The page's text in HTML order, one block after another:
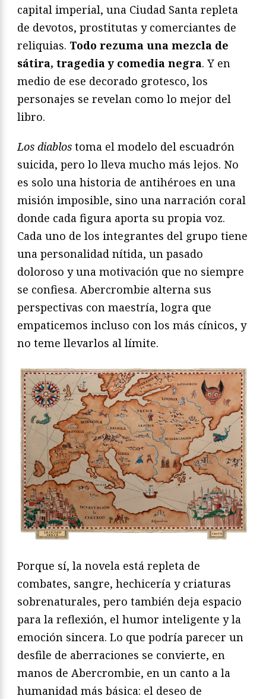
capital imperial, una Ciudad Santa repleta
de devotos, prostitutas y comerciantes de
reliquias. Todo rezuma una mezcla de
sátira, tragedia y comedia negra. Y en
medio de ese decorado grotesco, los
personajes se revelan como lo mejor del
libro.
Los diablos toma el modelo del escuadrón
suicida, pero lo lleva mucho más lejos. No
es solo una historia de antihéroes en una
misión imposible, sino una narración coral
donde cada figura aporta su propia voz.
Cada uno de los integrantes del grupo tiene
una personalidad nítida, un pasado
doloroso y una motivación que no siempre
se confiesa. Abercrombie alterna sus
perspectivas con maestría, logra que
empaticemos incluso con los más cínicos, y
no teme llevarlos al límite.
Porque sí, la novela está repleta de
combates, sangre, hechicería y criaturas
sobrenaturales, pero también deja espacio
para la reflexión, el humor inteligente y la
emoción sincera. Lo que podría parecer un
desfile de aberraciones se convierte, en
manos de Abercrombie, en un canto a la
humanidad más básica: el deseo de